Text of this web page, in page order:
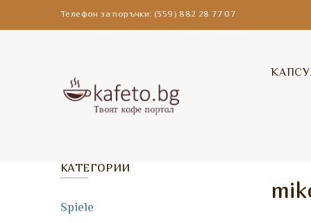
Телефон за поръчки: (359) 882 28 77 07
КАТЕГОРИИ
Spiele